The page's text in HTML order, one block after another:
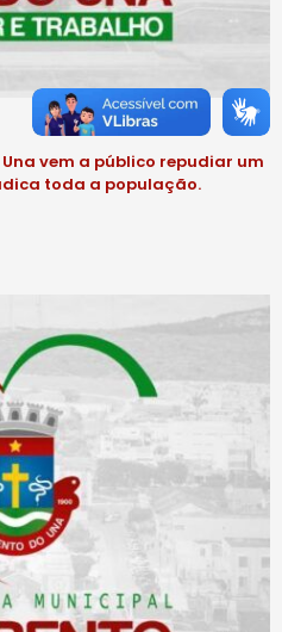
vem a público repudiar um
toda a população.